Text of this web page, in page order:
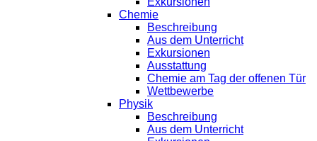
Chemie
Beschreibung
Aus dem Unterricht
Exkursionen
Ausstattung
Chemie am Tag der offenen Tür
Wettbewerbe
Physik
Beschreibung
Aus dem Unterricht